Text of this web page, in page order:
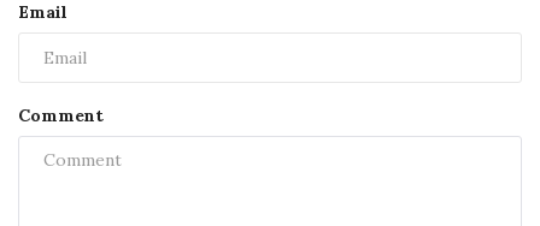
Email
Comment